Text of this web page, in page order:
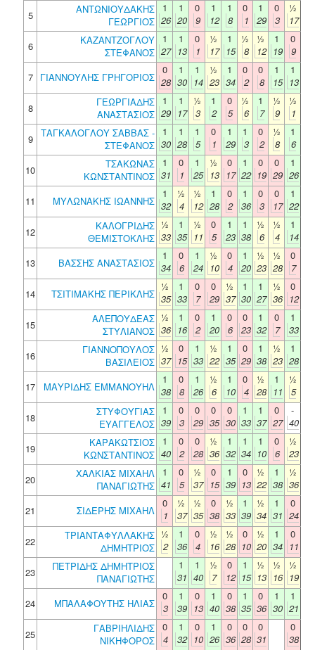
5
ΑΝΤΩΝΙΟΥΔΑΚΗΣ
ΓΕΩΡΓΙΟΣ
1
26
1
20
0
9
1
12
1
8
0
1
1
29
0
3
½
17
6
ΚΑΖΑΝΤΖΟΓΛΟΥ
ΣΤΕΦΑΝΟΣ
1
27
1
13
0
1
½
17
1
15
½
8
½
12
1
19
0
9
7
ΓΙΑΝΝΟΥΛΗΣ ΓΡΗΓΟΡΙΟΣ
0
28
1
30
1
14
½
23
1
34
0
2
0
8
1
15
1
13
8
ΓΕΩΡΓΙΑΔΗΣ
ΑΝΑΣΤΑΣΙΟΣ
1
29
1
17
½
3
1
2
0
5
½
6
1
7
½
9
½
1
9
ΤΑΓΚΑΛΟΓΛΟΥ ΣΑΒΒΑΣ -
ΣΤΕΦΑΝΟΣ
1
30
1
28
1
5
0
1
1
29
1
3
0
2
½
8
1
6
10
ΤΣΑΚΩΝΑΣ
ΚΩΝΣΤΑΝΤΙΝΟΣ
1
31
0
1
1
25
½
13
0
17
1
22
0
19
0
29
1
26
11
ΜΥΛΩΝΑΚΗΣ ΙΩΑΝΝΗΣ
1
32
½
4
½
12
1
28
0
2
1
36
0
3
0
17
1
22
12
ΚΑΛΟΓΡΙΔΗΣ
ΘΕΜΙΣΤΟΚΛΗΣ
½
33
1
35
½
11
0
5
1
23
1
38
½
6
½
4
1
14
13
ΒΑΣΣΗΣ ΑΝΑΣΤΑΣΙΟΣ
1
34
0
6
1
24
½
10
0
4
1
20
½
23
½
28
0
7
14
ΤΣΙΤΙΜΑΚΗΣ ΠΕΡΙΚΛΗΣ
½
35
1
33
0
7
0
29
½
37
1
30
1
27
½
36
0
12
15
ΑΛΕΠΟΥΔΕΑΣ
ΣΤΥΛΙΑΝΟΣ
½
36
1
16
0
2
1
20
0
6
0
23
1
32
0
7
1
33
16
ΓΙΑΝΝΟΠΟΥΛΟΣ
ΒΑΣΙΛΕΙΟΣ
½
37
0
15
1
33
½
22
1
35
0
29
1
38
½
23
1
28
17
ΜΑΥΡΙΔΗΣ ΕΜΜΑΝΟΥΗΛ
1
38
0
8
1
26
½
6
1
10
0
4
½
28
1
11
½
5
18
ΣΤΥΦΟΥΓΙΑΣ
ΕΥΑΓΓΕΛΟΣ
1
39
0
3
0
29
0
35
0
30
1
33
1
37
0
27
-
40
19
ΚΑΡΑΚΩΤΣΙΟΣ
ΚΩΝΣΤΑΝΤΙΝΟΣ
1
40
0
2
0
28
½
36
1
32
1
34
1
10
0
6
½
23
20
ΧΑΛΚΙΑΣ ΜΙΧΑΗΛ
ΠΑΝΑΓΙΩΤΗΣ
1
41
0
5
½
37
0
15
1
39
0
13
½
22
1
38
½
36
21
ΣΙΔΕΡΗΣ ΜΙΧΑΗΛ
0
1
½
37
½
35
0
38
½
33
1
39
½
34
1
31
0
24
22
ΤΡΙΑΝΤΑΦΥΛΛΑΚΗΣ
ΔΗΜΗΤΡΙΟΣ
½
2
1
36
0
4
½
16
½
28
0
10
½
20
1
34
0
11
23
ΠΕΤΡΙΔΗΣ ΔΗΜΗΤΡΙΟΣ
ΠΑΝΑΓΙΩΤΗΣ
1
31
1
40
½
7
0
12
1
15
½
13
½
16
½
19
24
ΜΠΑΛΑΦΟΥΤΗΣ ΗΛΙΑΣ
0
3
1
39
0
13
1
40
0
38
1
35
0
36
1
30
1
21
25
ΓΑΒΡΙΗΛΙΔΗΣ
ΝΙΚΗΦΟΡΟΣ
0
4
1
32
0
10
1
26
0
36
0
28
0
31
0
38